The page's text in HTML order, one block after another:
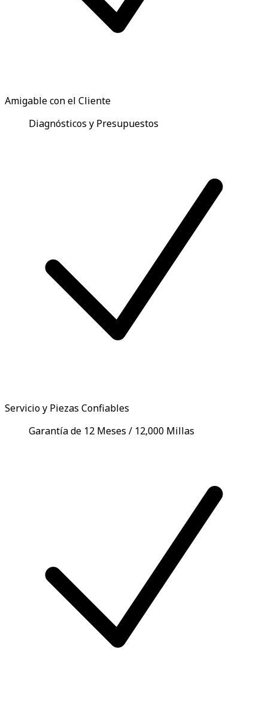
Amigable con el Cliente
Diagnósticos y Presupuestos
Servicio y Piezas Confiables
Garantía de 12 Meses / 12,000 Millas